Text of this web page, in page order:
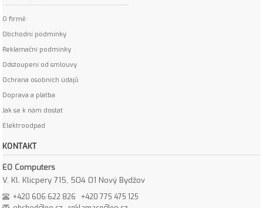
O firmě
Obchodní podmínky
Reklamační podmínky
Odstoupení od smlouvy
Ochrana osobních údajů
Doprava a platba
Jak se k nám dostat
Elektroodpad
KONTAKT
EO Computers
V. Kl. Klicpery 715, 504 01 Nový Bydžov
+420 606 622 826
+420 775 475 125